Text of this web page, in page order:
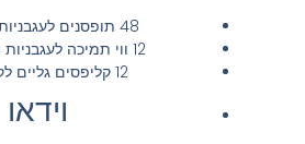
48 תופסנים לעגבניות ופלפלים.
12 ווי תמיכה לעגבניות ומלפפונים.
12 קליפסים גליים לקישואים.
וידאו